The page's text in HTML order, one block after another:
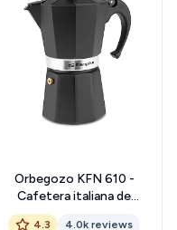
Orbegozo KFN 610 -
Cafetera italiana de
aluminio, 6 tazas de
4.3 4.0k reviews